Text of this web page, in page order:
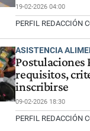
19-02-2026 04:00
PERFIL REDACCIÓN
ASISTENCIA
Postulaciones
requisitos,
inscribirse
09-02-2026 18:30
PERFIL REDACCIÓN